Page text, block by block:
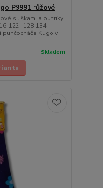
P9991 růžové
s liškami a puntíky
122 | 128-134
punčocháče Kugo v
Skladem